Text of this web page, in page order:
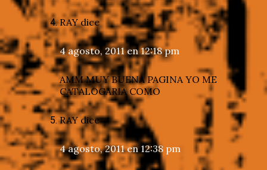
RAY dice
4 agosto, 2011 en 12:18 pm
AMM MUY BUENA PAGINA YO ME
CATALOGARIA COMO
RAY dice
4 agosto, 2011 en 12:38 pm